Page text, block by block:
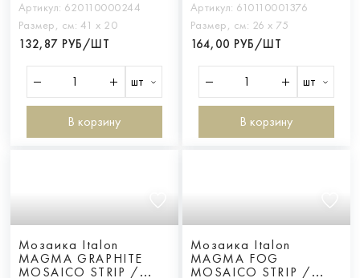
Артикул: 620110000244
Размер, см: 41 х 20
132,87 РУБ/ШТ
шт
В корзину
Артикул: 610110001376
Размер, см: 26 х 75
164,00 РУБ/ШТ
шт
В корзину
Мозаика Italon
MAGMA GRAPHITE
MOSAICO STRIP /
Мозаика Italon
MAGMA FOG
MOSAICO STRIP /